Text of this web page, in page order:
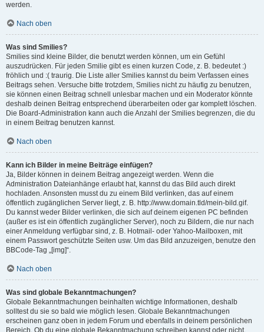
werden.
Nach oben
Was sind Smilies?
Smilies sind kleine Bilder, die benutzt werden können, um ein Gefühl
auszudrücken. Für jeden Smilie gibt es einen kurzen Code, z. B. bedeutet :)
fröhlich und :( traurig. Die Liste aller Smilies kannst du beim Verfassen eines
Beitrags sehen. Versuche bitte trotzdem, Smilies nicht zu häufig zu benutzen,
sie können einen Beitrag schnell unlesbar machen und ein Moderator könnte
deshalb deinen Beitrag entsprechend überarbeiten oder gar komplett löschen.
Die Board-Administration kann auch die Anzahl der Smilies begrenzen, die du
in einem Beitrag benutzen kannst.
Nach oben
Kann ich Bilder in meine Beiträge einfügen?
Ja, Bilder können in deinem Beitrag angezeigt werden. Wenn die
Administration Dateianhänge erlaubt hat, kannst du das Bild auch direkt
hochladen. Ansonsten musst du zu einem Bild verlinken, das auf einem
öffentlich zugänglichen Server liegt, z. B. http://www.domain.tld/mein-bild.gif.
Du kannst weder Bilder verlinken, die sich auf deinem eigenen PC befinden
(außer es ist ein öffentlich zugänglicher Server), noch zu Bildern, die nur nach
einer Anmeldung verfügbar sind, z. B. Hotmail- oder Yahoo-Mailboxen, mit
einem Passwort geschützte Seiten usw. Um das Bild anzuzeigen, benutze den
BBCode-Tag „[img]“.
Nach oben
Was sind globale Bekanntmachungen?
Globale Bekanntmachungen beinhalten wichtige Informationen, deshalb
solltest du sie so bald wie möglich lesen. Globale Bekanntmachungen
erscheinen ganz oben in jedem Forum und ebenfalls in deinem persönlichen
Bereich. Ob du eine globale Bekanntmachung schreiben kannst oder nicht,